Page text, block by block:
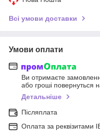
Всі умови доставки
Умови оплати
Ви отримаєте
або гроші повернуться
Детальніше
Післяплата
Оплата за реквізитами